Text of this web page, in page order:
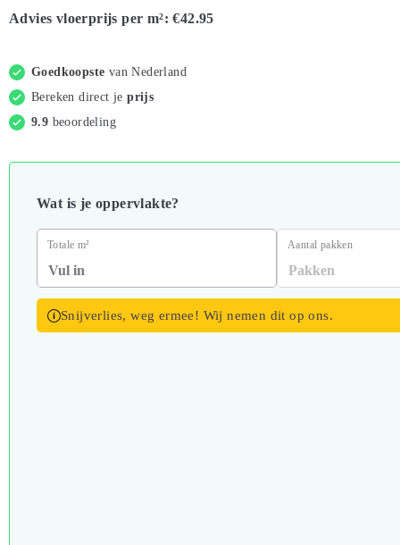
Advies vloerprijs per m²: €42.95
Goedkoopste van Nederland
Bereken direct jeprijs
9.9 beoordeling
Wat is je oppervlakte?
Totale m² Aantal pakken
Snijverlies, weg ermee! Wij nemen dit op ons.